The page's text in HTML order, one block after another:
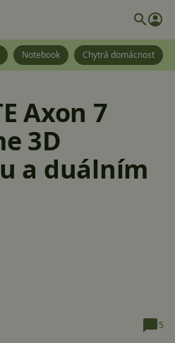
Notebook Chytrá domácnost
Axon 7
3D
a duálním
5